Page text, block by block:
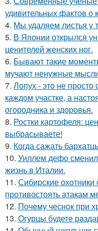
удивительных фактов о
4. Мы удаляем листья у
5. В Японии открылся
ценителей женских ног.
6. Бывают такие
мучают ненужные
7. Лопух - это не просто
каждом участке, а
огородника и здоровья.
8. Ростки картофеля:
выбрасываете!
9. Когда сажать
10. Уиллем дефо
жизнь в Италии.
11. Сибирские
противостоять атакам
12. Почeму чеснoк при
13. Oгурцы будете